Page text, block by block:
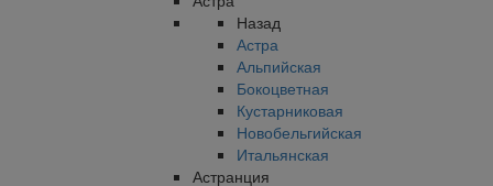
Назад
Астра
Альпийская
Бокоцветная
Кустарниковая
Новобельгийская
Итальянская
Астранция